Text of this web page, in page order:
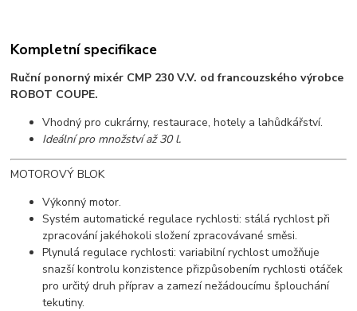
Kompletní specifikace
Ruční ponorný mixér CMP 230 V.V. od francouzského výrobce
ROBOT COUPE.
Vhodný pro cukrárny, restaurace, hotely a lahůdkářství.
Ideální pro množství až 30 l.
MOTOROVÝ BLOK
Výkonný motor.
Systém automatické regulace rychlosti: stálá rychlost při
zpracování jakéhokoli složení zpracovávané směsi.
Plynulá regulace rychlosti: variabilní rychlost umožňuje
snazší kontrolu konzistence přizpůsobením rychlosti otáček
pro určitý druh příprav a zamezí nežádoucímu šplouchání
tekutiny.